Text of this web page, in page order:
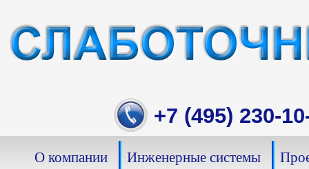
content
+7 (495) 230-
О компании Инженерные системы